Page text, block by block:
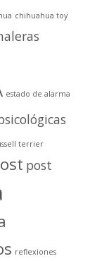
chihuahua toy
estado de alarma
terrier
post
reflexiones